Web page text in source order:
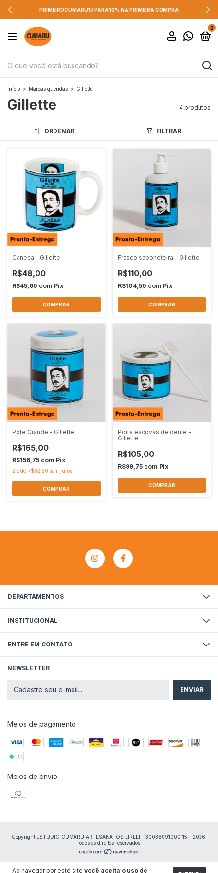
PRIMEIROCUMARU10 PARA 10% NA PRIMEIRA COMPRA
0
Ao navegar por este site você aceita o uso de
Início > Marcas queridas > Gillette
Gillette 4 produtos
ORDENAR FILTRAR
Caneca - Gillette
R$48,00
R$45,60 com Pix
Frasco saboneteira - Gillette
R$110,00
R$104,50 com Pix
Pote Grande - Gillette
R$165,00
R$156,75 com Pix
2 x de R$82,50 sem juros
Porta escovas de dente -
Gillette
R$105,00
R$99,75 com Pix
DEPARTAMENTOS
INSTITUCIONAL
ENTRE EM CONTATO
NEWSLETTER
Meios de pagamento
Meios de envio
Copyright ESTUDIO CUMARU ARTESANATOS EIRELI - 30038091000115 - 2026.
Todos os direitos reservados.